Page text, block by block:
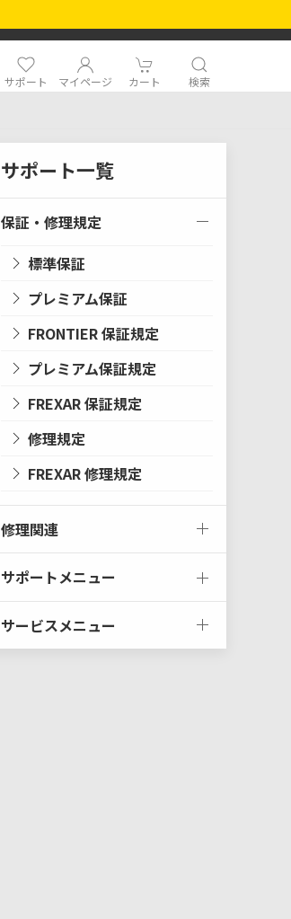
サポート マイページ カート 検索
サポート一覧
保証・修理規定
標準保証
プレミアム保証
FRONTIER 保証規定
プレミアム保証規定
FREXAR 保証規定
修理規定
FREXAR 修理規定
修理関連
サポートメニュー
サービスメニュー